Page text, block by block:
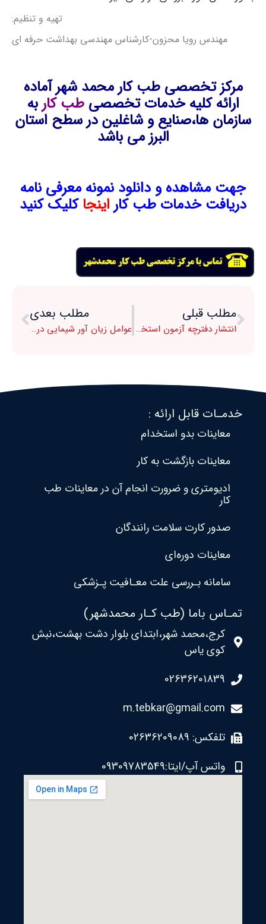
تهیه و تنظیم:
مهندس رویا محزون-کارشناس مهندسی بهداشت حرفه ای
مرکز تخصصی طب کار محمد شهر آماده
ارائه کلیه خدمات تخصصی طب کاربه
سازمان ها،صنایع و شاغلین در سطح استان
البرز می باشد
جهت مشاهده و دانلود نمونه معرفی نامه
دریافت خدمات طب کاراینجاکلیک کنید
مطلب قبلی
انتشار دفترچه آزمون استخدام وزارت نفت
مطلب بعدی
عوامل زیان آور شیمایی در صنعت نساجی
خدمـات قابل ارائه :
معاینات بدو استخدام
معاینات بازگشت به کار
ادیومتری و ضرورت انجام آن در معاینات طب
کار
صدور کارت سلامت رانندگان
معاینات دوره‌ای
سامانه بـررسی علت معـافیت پـزشکی
تمـاس باما (طب کـار محمدشهر)
کرج،محمد شهر،ابتدای بلوار دشت بهشت،نبش
کوی یاس
02636201839
m.tebkar@gmail.com
تلفکس: 02636209089
واتس آپ/ایتا:09309783549